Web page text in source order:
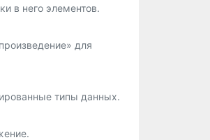
в него элементов.
для
типы данных.